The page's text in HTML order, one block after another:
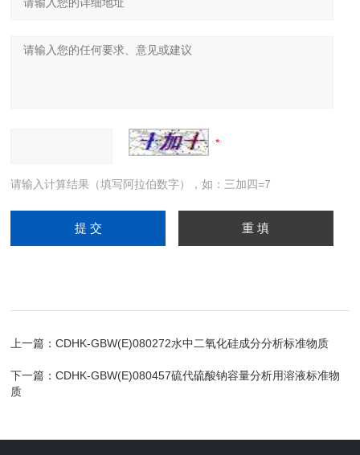
请输入计算结果（填写阿拉伯数字），如：三加四=7
上一篇：CDHK-GBW(E)080272水中二氧化硅成分分析标准物质
下一篇：CDHK-GBW(E)080457硫代硫酸钠容量分析用溶液标准物
质